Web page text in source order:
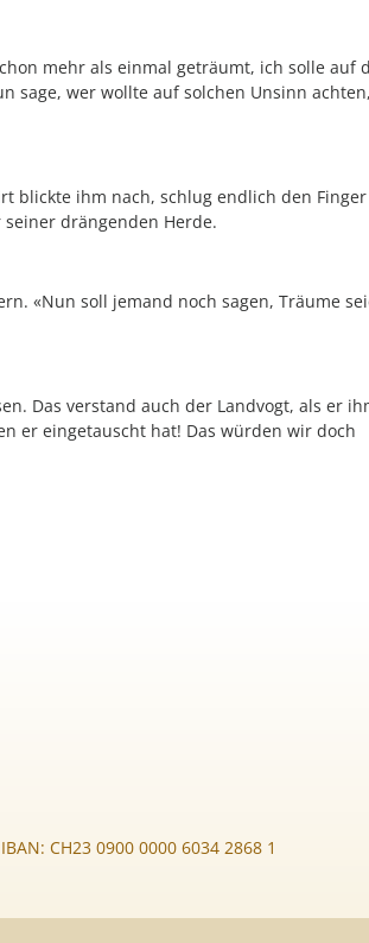
mehr als einmal geträumt, ich solle auf
sage, wer wollte auf solchen Unsinn
blickte ihm nach, schlug endlich den
drängenden Herde.
«Nun soll jemand noch sagen, Träume
Das verstand auch der Landvogt, als er
er eingetauscht hat! Das würden wir doch
CH23 0900 0000 6034 2868 1